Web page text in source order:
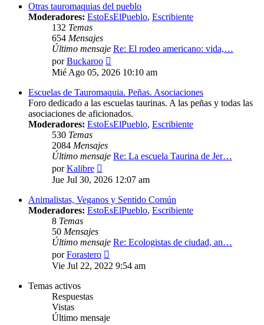
Otras tauromaquias del pueblo
Moderadores: EstoEsElPueblo, Escribiente
132 Temas
654 Mensajes
Último mensaje Re: El rodeo americano: vida,…
porBuckaroo
último
Mié Ago 05, 2026 10:10 am
Escuelas de Tauromaquia. Peñas. Asociaciones
Foro dedicado a las escuelas taurinas. A las peñas y todas las
asociaciones de aficionados.
Moderadores: EstoEsElPueblo, Escribiente
530 Temas
2084 Mensajes
Último mensaje Re: La escuela Taurina de Jer…
porKalibre
último
Jue Jul 30, 2026 12:07 am
Animalistas, Veganos y Sentido Común
Moderadores: EstoEsElPueblo, Escribiente
8 Temas
50 Mensajes
Último mensaje Re: Ecologistas de ciudad, an…
porForastero
último
Vie Jul 22, 2022 9:54 am
Temas activos
Respuestas
Vistas
Último mensaje